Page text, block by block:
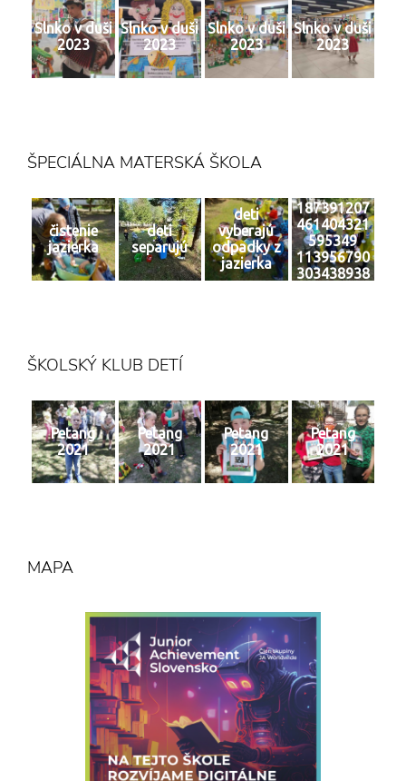
Slnko v duši
2023
Slnko v duši
2023
Slnko v duši
2023
Slnko v duši
2023
ŠPECIÁLNA MATERSKÁ ŠKOLA
čistenie
jazierka
deti
separujú
deti
vyberajú
odpadky z
jazierka
187391207
461404321
595349
113956790
303438938
ŠKOLSKÝ KLUB DETÍ
Petang
2021
Petang
2021
Petang
2021
Petang
2021
MAPA